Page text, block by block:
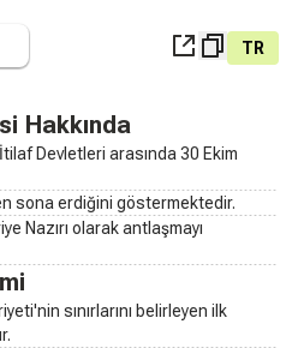
TR
Hakkında
Devletleri arasında 30 Ekim
sona erdiğini göstermektedir.
Nazırı olarak antlaşmayı
sınırlarını belirleyen ilk